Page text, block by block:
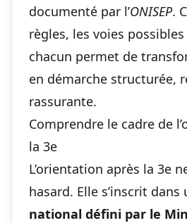
documenté par l’ONISEP.
règles, les voies
chacun permet de
en démarche structurée,
rassurante.
Comprendre le cadre de
la 3e
L’orientation après la 3e
hasard. Elle s’inscrit dans
national défini par le